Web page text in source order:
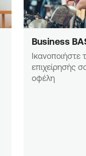
Business
Ικανοποιήστε
επιχείρησής
οφέλη